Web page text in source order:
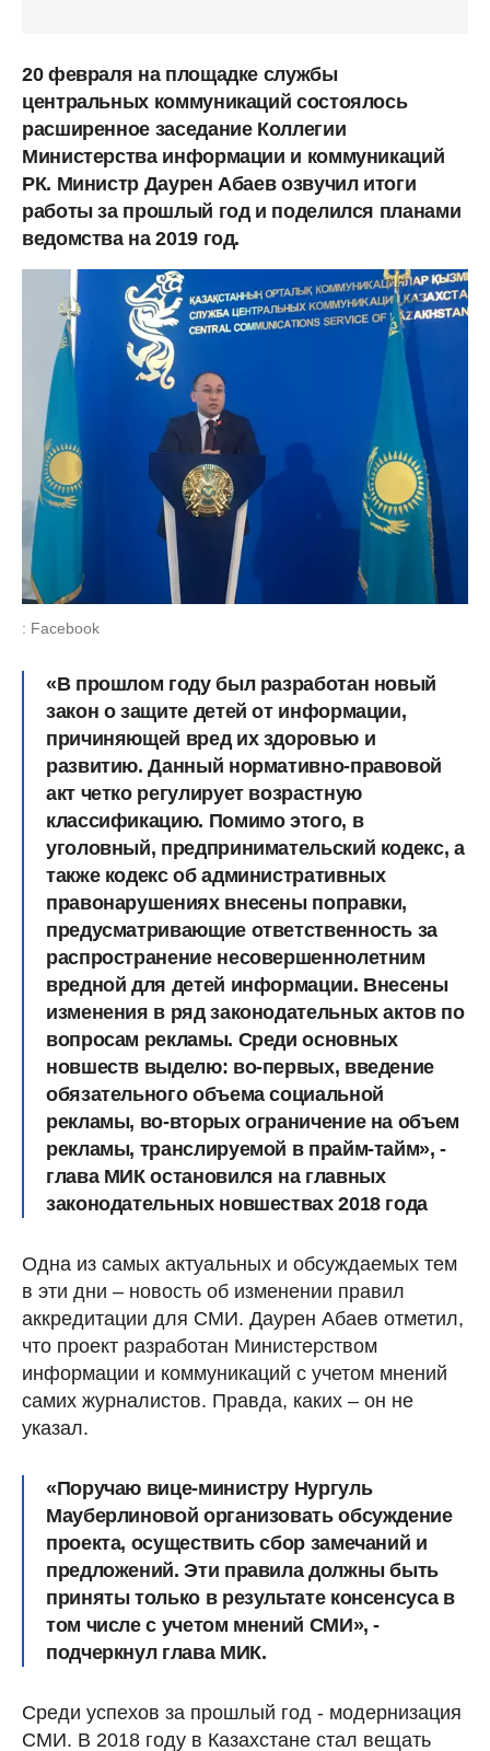
20 февраля на площадке службы
центральных коммуникаций состоялось
расширенное заседание Коллегии
Министерства информации и коммуникаций
РК. Министр Даурен Абаев озвучил итоги
работы за прошлый год и поделился планами
ведомства на 2019 год.
: Facebook
«В прошлом году был разработан новый
закон о защите детей от информации,
причиняющей вред их здоровью и
развитию. Данный нормативно-правовой
акт четко регулирует возрастную
классификацию. Помимо этого, в
уголовный, предпринимательский кодекс, а
также кодекс об административных
правонарушениях внесены поправки,
предусматривающие ответственность за
распространение несовершеннолетним
вредной для детей информации. Внесены
изменения в ряд законодательных актов по
вопросам рекламы. Среди основных
новшеств выделю: во-первых, введение
обязательного объема социальной
рекламы, во-вторых ограничение на объем
рекламы, транслируемой в прайм-тайм», -
глава МИК остановился на главных
законодательных новшествах 2018 года
Одна из самых актуальных и обсуждаемых тем
в эти дни – новость об изменении правил
аккредитации для СМИ. Даурен Абаев отметил,
что проект разработан Министерством
информации и коммуникаций с учетом мнений
самих журналистов. Правда, каких – он не
указал.
«Поручаю вице-министру Нургуль
Мауберлиновой организовать обсуждение
проекта, осуществить сбор замечаний и
предложений. Эти правила должны быть
приняты только в результате консенсуса в
том числе с учетом мнений СМИ», -
подчеркнул глава МИК.
Среди успехов за прошлый год - модернизация
СМИ. В 2018 году в Казахстане стал вещать